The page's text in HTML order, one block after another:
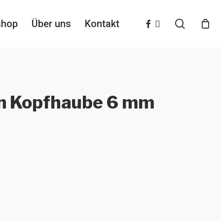
Über uns Kontakt facebook
instagramsearch
Kopfhaube 6 mm